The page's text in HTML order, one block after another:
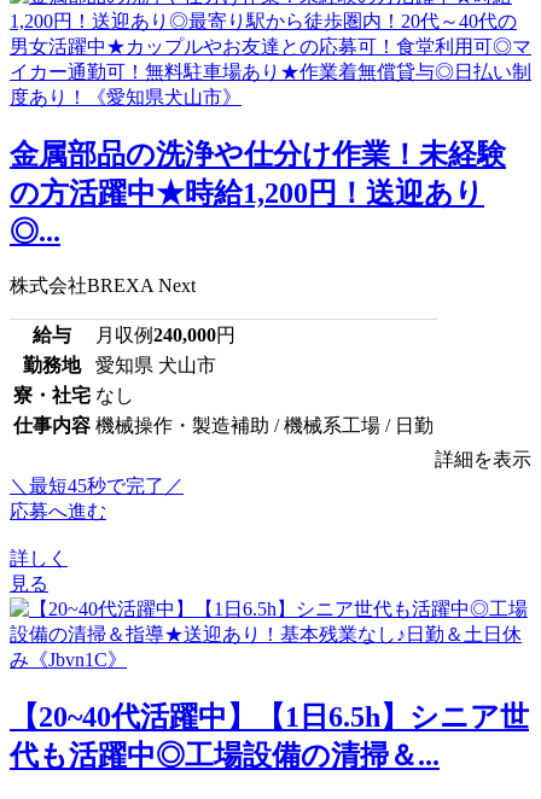
金属部品の洗浄や仕分け作業！未経験
の方活躍中★時給1,200円！送迎あり
◎...
株式会社BREXA Next
給与 月収例240,000円
勤務地
愛知県 犬山市
寮・社宅 なし
仕事内容 機械操作・製造補助 / 機械系工場 / 日勤
詳細を表示
＼最短45秒で完了／
応募へ進む
詳しく
見る
【20~40代活躍中】【1日6.5h】シニア世
代も活躍中◎工場設備の清掃＆...